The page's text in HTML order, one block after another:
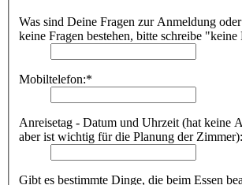
Was sind Deine Fragen zur Anmeldung
keine Fragen bestehen, bitte schreibe
Mobiltelefon:*
Anreisetag - Datum und Uhrzeit (hat keine
aber ist wichtig für die Planung der
Gibt es bestimmte Dinge, die beim Essen